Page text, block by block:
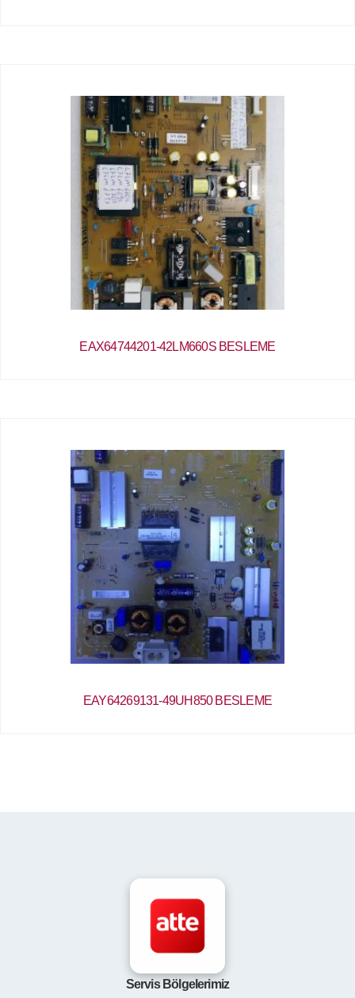
EAX64744201-42LM660S BESLEME
EAY64269131-49UH850 BESLEME
Servis Bölgelerimiz